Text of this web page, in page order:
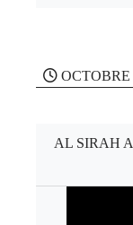
OCTOBRE
AL SIRAH